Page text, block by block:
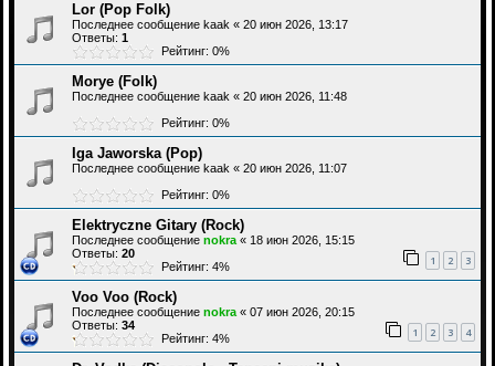
Lor (Pop Folk)
Последнее сообщение kaak « 20 июн 2026, 13:17
Ответы: 1
Рейтинг: 0%
Morye (Folk)
Последнее сообщение kaak « 20 июн 2026, 11:48
Рейтинг: 0%
Iga Jaworska (Pop)
Последнее сообщение kaak « 20 июн 2026, 11:07
Рейтинг: 0%
Elektryczne Gitary (Rock)
Последнее сообщение nokra « 18 июн 2026, 15:15
Ответы: 20 1 2 3
Рейтинг: 4%
Voo Voo (Rock)
Последнее сообщение nokra « 07 июн 2026, 20:15
Ответы: 34 1 2 3 4
Рейтинг: 4%